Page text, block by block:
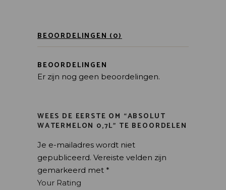
BEOORDELINGEN (0)
BEOORDELINGEN
Er zijn nog geen beoordelingen.
WEES DE EERSTE OM “ABSOLUT
WATERMELON 0,7L” TE BEOORDELEN
Je e-mailadres wordt niet
gepubliceerd. Vereiste velden zijn
gemarkeerd met *
Your Rating